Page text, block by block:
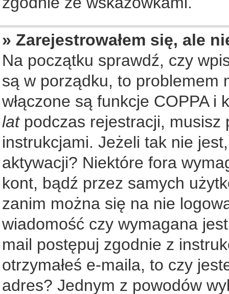
» Zarejestrowałem się, ale
Na początku sprawdź, czy
są w porządku, to problemem
włączone są funkcje COPPA i
latpodczas rejestracji, musisz
instrukcjami. Jeżeli tak nie
aktywacji? Niektóre fora
kont, bądź przez samych
zanim można się na nie
wiadomość czy wymagana
mail postępuj zgodnie z
otrzymałeś e-maila, to czy
adres? Jednym z powodów